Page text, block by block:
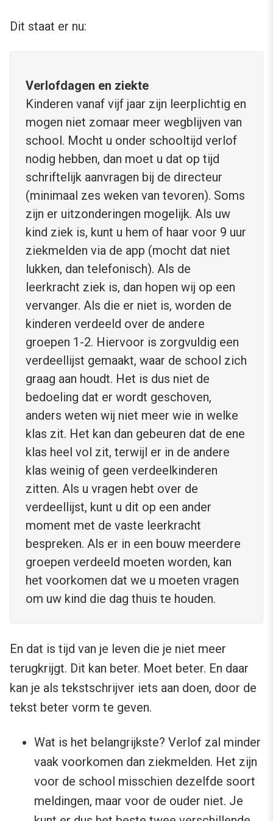
Dit staat er nu:
Verlofdagen en ziekte
Kinderen vanaf vijf jaar zijn leerplichtig en
mogen niet zomaar meer wegblijven van
school. Mocht u onder schooltijd verlof
nodig hebben, dan moet u dat op tijd
schriftelijk aanvragen bij de directeur
(minimaal zes weken van tevoren). Soms
zijn er uitzonderingen mogelijk. Als uw
kind ziek is, kunt u hem of haar voor 9 uur
ziekmelden via de app (mocht dat niet
lukken, dan telefonisch). Als de
leerkracht ziek is, dan hopen wij op een
vervanger. Als die er niet is, worden de
kinderen verdeeld over de andere
groepen 1-2. Hiervoor is zorgvuldig een
verdeellijst gemaakt, waar de school zich
graag aan houdt. Het is dus niet de
bedoeling dat er wordt geschoven,
anders weten wij niet meer wie in welke
klas zit. Het kan dan gebeuren dat de ene
klas heel vol zit, terwijl er in de andere
klas weinig of geen verdeelkinderen
zitten. Als u vragen hebt over de
verdeellijst, kunt u dit op een ander
moment met de vaste leerkracht
bespreken. Als er in een bouw meerdere
groepen verdeeld moeten worden, kan
het voorkomen dat we u moeten vragen
om uw kind die dag thuis te houden.
En dat is tijd van je leven die je niet meer
terugkrijgt. Dit kan beter. Moet beter. En daar
kan je als tekstschrijver iets aan doen, door de
tekst beter vorm te geven.
Wat is het belangrijkste? Verlof zal minder
vaak voorkomen dan ziekmelden. Het zijn
voor de school misschien dezelfde soort
meldingen, maar voor de ouder niet. Je